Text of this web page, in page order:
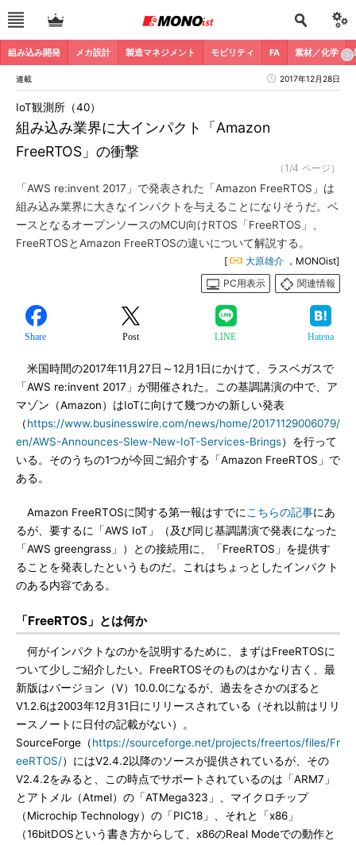
組み込み開発 メカ設計 製造マネジメント モビリティ FA 素材／化学
連載 2017年12月28日
組み込み業界に大インパクト「Amazon
FreeRTOS」の衝撃
IoT観測所（40）
（1/4 ページ）
「AWS re:invent 2017」で発表された「Amazon FreeRTOS」は
組み込み業界に大きなインパクトを与えることになりそうだ。ベ
ースとなるオープンソースのMCU向けRTOS「FreeRTOS」、
FreeRTOSとAmazon FreeRTOSの違いについて解説する。
[ 大原雄介 ，MONOist]
PC用表示
関連情報
Share Post LINE Hatena
米国時間の2017年11月27日～12月1日にかけて、ラスベガスで
「AWS re:invent 2017」が開催された。この基調講演の中で、ア
マゾン（Amazon）はIoTに向けて幾つかの新しい発表
（https://www.businesswire.com/news/home/20171129006079/
en/AWS-Announces-Slew-New-IoT-Services-Brings）を行って
いる。そのうちの1つが今回ご紹介する「Amazon FreeRTOS」で
ある。
Amazon FreeRTOSに関する第一報はすでに こちらの記事にあ
るが、要するに「AWS IoT」（及び同じ基調講演で発表になった
「AWS greengrass」）との接続用に、「FreeRTOS」を提供す
ることを発表したというものだ。これはちょっとしたインパクト
のある内容である。
「FreeRTOS」とは何か
何がインパクトなのかを説明するために、まずはFreeRTOSに
ついて少しご紹介したい。FreeRTOSそのものはかなり古く、最
新版はバージョン（V）10.0.0になるが、過去をさかのぼると
V1.2.6は2003年12月31日にリリースされている（それ以前はリリ
ースノートに日付の記載がない）。
SourceForge（https://sourceforge.net/projects/freertos/files/Fr
eeRTOS/）にはV2.4.2以降のソースが提供されているが、その
V2.4.2をみると、この時点でサポートされているのは「ARM7」
とアトメル（Atmel）の「ATMega323」、マイクロチップ
（Microchip Technology）の「PIC18」、それと「x86」
（16bitDOSという書き方からして、x86のReal Modeでの動作と